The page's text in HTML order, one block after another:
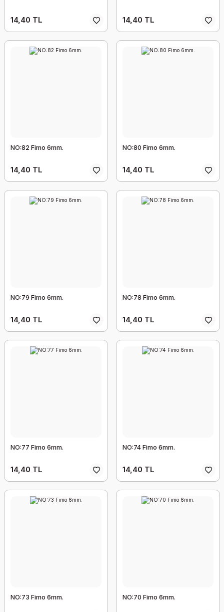
14,40 TL 14,40 TL
NO:82 Fimo 6mm.
14,40 TL
NO:80 Fimo 6mm.
14,40 TL
NO:79 Fimo 6mm.
14,40 TL
NO:78 Fimo 6mm.
14,40 TL
NO:77 Fimo 6mm.
14,40 TL
NO:74 Fimo 6mm.
14,40 TL
NO:73 Fimo 6mm. NO:70 Fimo 6mm.